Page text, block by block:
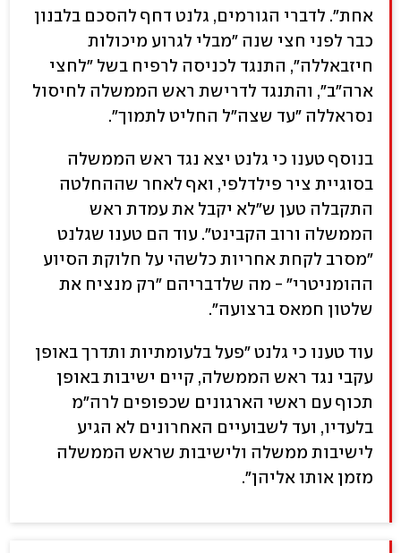
אחת". לדברי הגורמים, גלנט דחף להסכם בלבנון
כבר לפני חצי שנה "מבלי לגרוע מיכולות
חיזבאללה", התנגד לכניסה לרפיח בשל "לחצי
ארה"ב", והתנגד לדרישת ראש הממשלה לחיסול
נסראללה "עד שצה"ל החליט לתמוך".
בנוסף טענו כי גלנט יצא נגד ראש הממשלה
בסוגיית ציר פילדלפי, ואף לאחר שההחלטה
התקבלה טען ש"לא יקבל את עמדת ראש
הממשלה ורוב הקבינט". עוד הם טענו שגלנט
"מסרב לקחת אחריות כלשהי על חלוקת הסיוע
ההומניטרי" - מה שלדבריהם "רק מנציח את
שלטון חמאס ברצועה".
עוד טענו כי גלנט "פעל בלעומתיות ותדרך באופן
עקבי נגד ראש הממשלה, קיים ישיבות באופן
תכוף עם ראשי הארגונים שכפופים לרה"מ
בלעדיו, ועד לשבועיים האחרונים לא הגיע
לישיבות ממשלה ולישיבות שראש הממשלה
מזמן אותו אליהן".